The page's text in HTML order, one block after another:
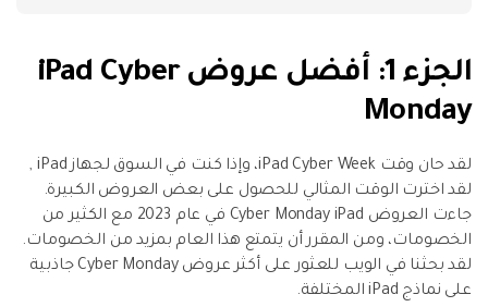
الجزء 1: أفضل عروض iPad Cyber
Monday
لقد حان وقت iPad Cyber Week، وإذا كنت في السوق لجهاز iPad ,
لقد اخترت الوقت المثالي للحصول على بعض العروض الكبيرة.
جاءت العروض Cyber Monday iPad في عام 2023 مع الكثير من
الخصومات، ومن المقرر أن يتمتع هذا العام بمزيد من الخصومات.
لقد بحثنا في الويب للعثور على أكثر عروض Cyber Monday جاذبية
على نماذج iPad المختلفة.